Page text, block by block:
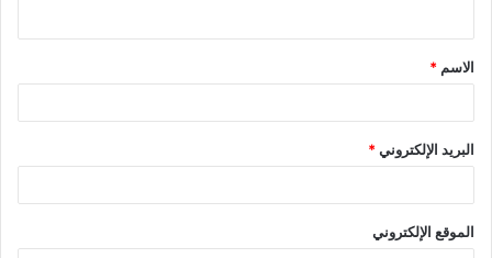
ق
*
الاسم *
البريد الإلكتروني*
الموقع الإلكتروني